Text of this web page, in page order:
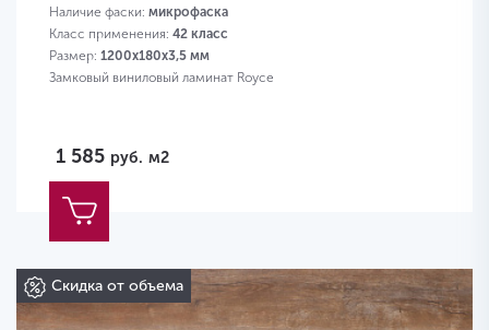
Наличие фаски: микрофаска
Класс применения: 42 класс
Размер: 1200х180х3,5 мм
Замковый виниловый ламинат Royce
1 585 руб. м2
Скидка от объема